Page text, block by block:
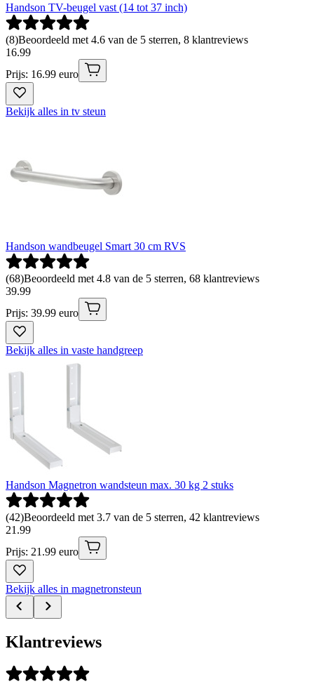
Handson TV-beugel vast (14 tot 37 inch)
(8)Beoordeeld met 4.6 van de 5 sterren, 8 klantreviews
16.99
Prijs: 16.99 euro
Bekijk alles in tv steun
Handson wandbeugel Smart 30 cm RVS
(68)Beoordeeld met 4.8 van de 5 sterren, 68 klantreviews
39.99
Prijs: 39.99 euro
Bekijk alles in vaste handgreep
Handson Magnetron wandsteun max. 30 kg 2 stuks
(42)Beoordeeld met 3.7 van de 5 sterren, 42 klantreviews
21 .99
Prijs: 21.99 euro
Bekijk alles in magnetronsteun
Klantreviews